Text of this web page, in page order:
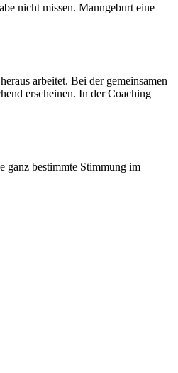
nicht missen. Manngeburt eine
arbeitet. Bei der gemeinsamen
erscheinen. In der Coaching
ganz bestimmte Stimmung im